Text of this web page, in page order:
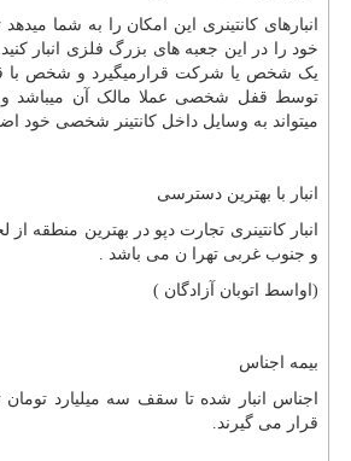
انبارهای کانتینری این امکان را به شما میدهد
خود را در این جعبه های بزرگ فلزی انبار
یک شخص یا شرکت قرارمیگیرد و شخص با
توسط قفل شخصی عملا مالک آن میباشد
میتواند به وسایل داخل کانتینر شخصی خود
انبار با بهترین دسترسی
انبار کانتینری تجارت دپو در بهترین منطقه
و جنوب غربی تهرا ن می باشد .
(اواسط اتوبان آزادگان )
بیمه اجناس
اجناس انبار شده تا سقف سه میلیارد
قرار می گیرند.